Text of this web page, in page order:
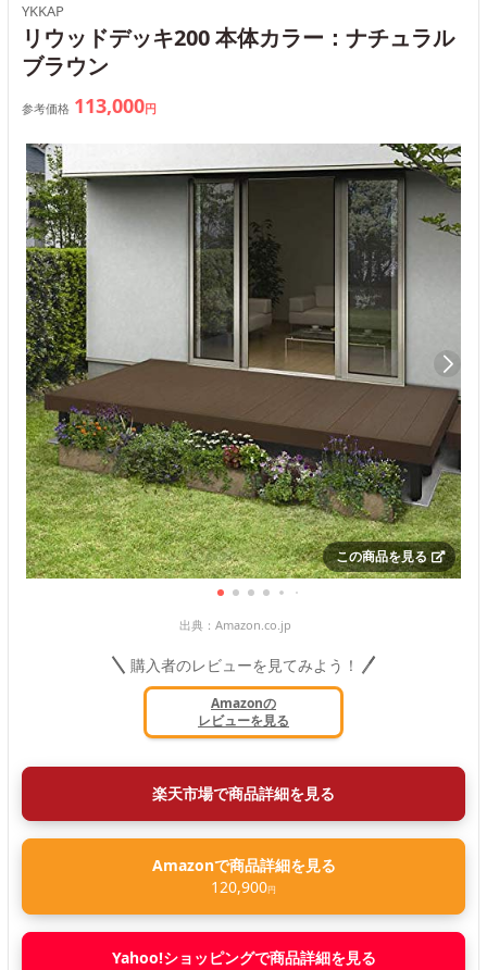
YKKAP
リウッドデッキ200 本体カラー：ナチュラル
ブラウン
参考価格 113,000円
この商品を見る
出典： Amazon.co.jp
購入者のレビューを見てみよう！
Amazonの
レビューを見る
楽天市場で商品詳細を見る
Amazonで商品詳細を見る
120,900円
Yahoo!ショッピングで商品詳細を見る